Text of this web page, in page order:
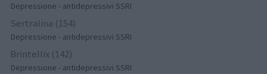
Depressione - antidepressivi SSRI
Sertralina (154)
Depressione - antidepressivi SSRI
Brintellix (142)
Depressione - antidepressivi SSRI